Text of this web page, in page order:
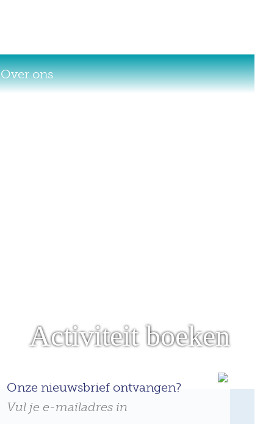
Over ons
Activiteit boeken
Onze nieuwsbrief ontvangen?
Vul je e-mailadres in